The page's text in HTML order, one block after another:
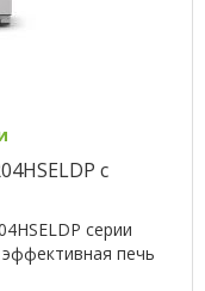
с
серии
печь